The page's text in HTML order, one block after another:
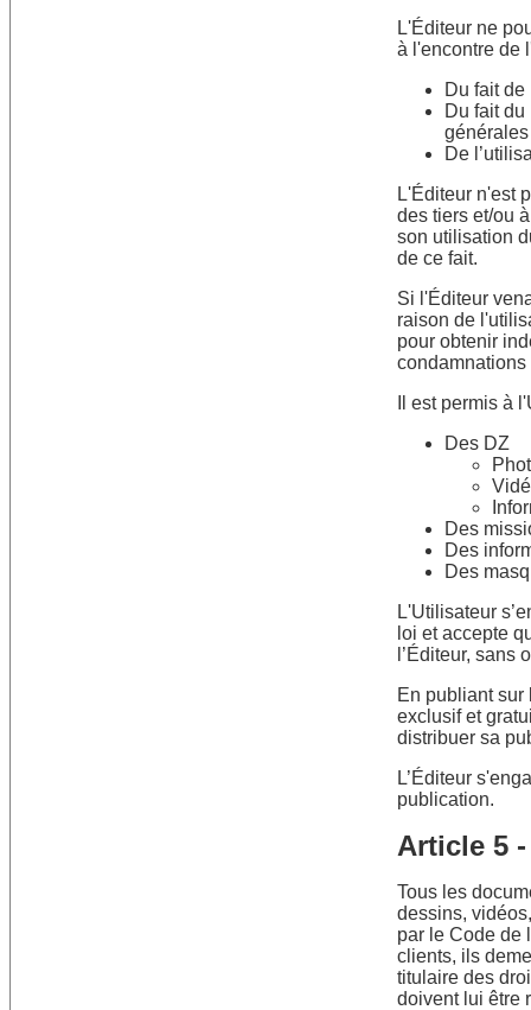
L'Éditeur ne
à l'encontre de
Du fait
Du fait
générales
De
L'Éditeur n'est
des tiers et/ou
son utilisation
de ce fait.
Si l'Éditeur
raison de
pour obtenir
condamnations
Il est permis à
Des DZ
Des
Des
Des
L'Utilisateur
loi et accepte
l’Éditeur, sans
En publiant sur
exclusif et
distribuer sa
L’Éditeur
publication.
Article 5
Tous les
dessins,
par le Code de
clients, ils
titulaire des
doivent lui être